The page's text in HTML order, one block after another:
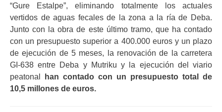
“Gure Estalpe”, eliminando totalmente los actuales
vertidos de aguas fecales de la zona a la ría de Deba.
Junto con la obra de este último tramo, que ha contado
con un presupuesto superior a 400.000 euros y un plazo
de ejecución de 5 meses, la renovación de la carretera
GI-638 entre Deba y Mutriku y la ejecución del viario
peatonal
han contado con un presupuesto total de
10,5 millones de euros.